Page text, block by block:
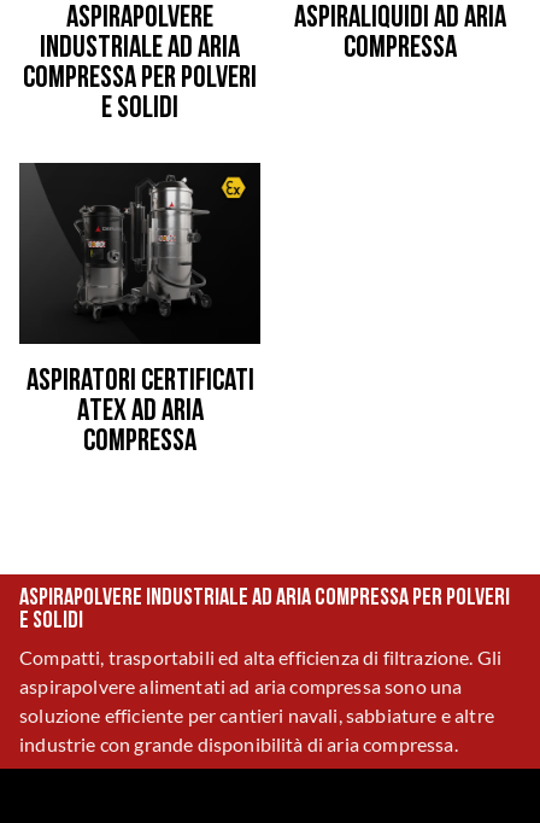
Aspirapolvere
industriale ad aria
compressa per polveri
e solidi
Aspiraliquidi ad aria
compressa
Aspiratori certificati
Atex ad aria
compressa
Aspirapolvere industriale ad aria compressa per polveri
e solidi
Compatti, trasportabili ed alta efficienza di filtrazione. Gli
aspirapolvere alimentati ad aria compressa sono una
soluzione efficiente per cantieri navali, sabbiature e altre
industrie con grande disponibilità di aria compressa.